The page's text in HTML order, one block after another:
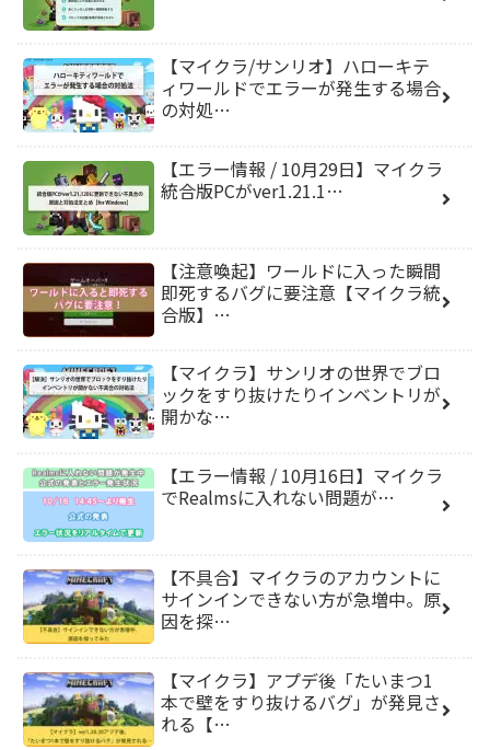
【マイクラ/サンリオ】ハローキテ
ィワールドでエラーが発生する場合
の対処…
【エラー情報 / 10月29日】マイクラ
統合版PCがver1.21.1…
【注意喚起】ワールドに入った瞬間
即死するバグに要注意【マイクラ統
合版】…
【マイクラ】サンリオの世界でブロ
ックをすり抜けたりインベントリが
開かな…
【エラー情報 / 10月16日】マイクラ
でRealmsに入れない問題が…
【不具合】マイクラのアカウントに
サインインできない方が急増中。原
因を探…
【マイクラ】アプデ後「たいまつ1
本で壁をすり抜けるバグ」が発見さ
れる【…